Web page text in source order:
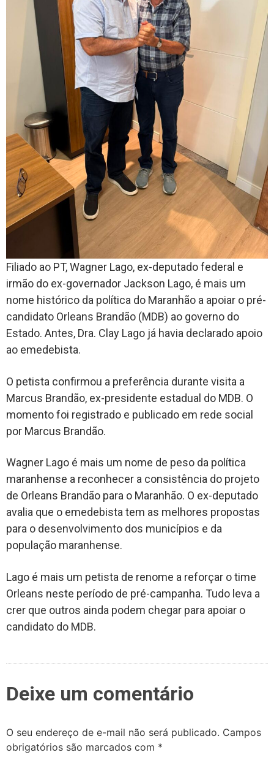
Filiado ao PT, Wagner Lago, ex-deputado federal e
irmão do ex-governador Jackson Lago, é mais um
nome histórico da política do Maranhão a apoiar o pré-
candidato Orleans Brandão (MDB) ao governo do
Estado. Antes, Dra. Clay Lago já havia declarado apoio
ao emedebista.
O petista confirmou a preferência durante visita a
Marcus Brandão, ex-presidente estadual do MDB. O
momento foi registrado e publicado em rede social
por Marcus Brandão.
Wagner Lago é mais um nome de peso da política
maranhense a reconhecer a consistência do projeto
de Orleans Brandão para o Maranhão. O ex-deputado
avalia que o emedebista tem as melhores propostas
para o desenvolvimento dos municípios e da
população maranhense.
Lago é mais um petista de renome a reforçar o time
Orleans neste período de pré-campanha. Tudo leva a
crer que outros ainda podem chegar para apoiar o
candidato do MDB.
Deixe um comentário
O seu endereço de e-mail não será publicado. Campos
obrigatórios são marcados com *